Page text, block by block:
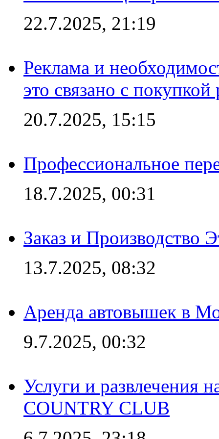
22.7.2025, 21:19
Реклама и
это связано с покупкой
20.7.2025, 15:15
Профессиональное
18.7.2025, 00:31
Заказ и Производство
13.7.2025, 08:32
Аренда автовышек в
9.7.2025, 00:32
Услуги и развлечения
COUNTRY CLUB